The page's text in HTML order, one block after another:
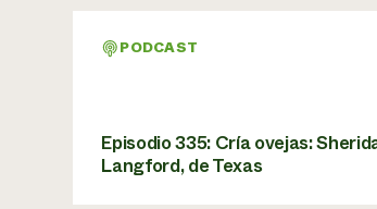
PODCAST
Episodio 335: Cría ovejas:
Langford, de Texas